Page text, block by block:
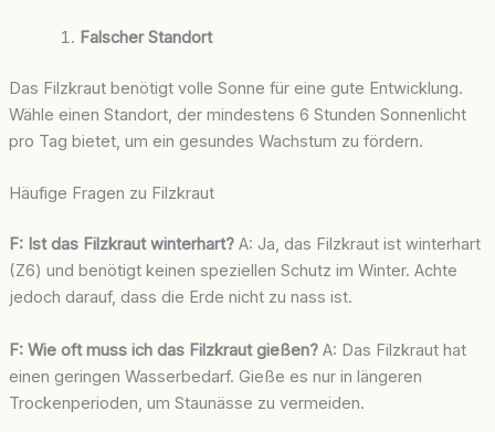
Falscher Standort
Das Filzkraut benötigt volle Sonne für eine gute Entwicklung.
Wähle einen Standort, der mindestens 6 Stunden Sonnenlicht
pro Tag bietet, um ein gesundes Wachstum zu fördern.
Häufige Fragen zu Filzkraut
F: Ist das Filzkraut winterhart?A: Ja, das Filzkraut ist winterhart
(Z6) und benötigt keinen speziellen Schutz im Winter. Achte
jedoch darauf, dass die Erde nicht zu nass ist.
F: Wie oft muss ich das Filzkraut gießen?A: Das Filzkraut hat
einen geringen Wasserbedarf. Gieße es nur in längeren
Trockenperioden, um Staunässe zu vermeiden.